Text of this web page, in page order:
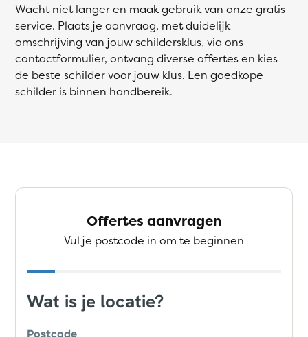
Wacht niet langer en maak gebruik van onze gratis
service. Plaats je aanvraag, met duidelijk
omschrijving van jouw schildersklus, via ons
contactformulier, ontvang diverse offertes en kies
de beste schilder voor jouw klus. Een goedkope
schilder is binnen handbereik.
Offertes aanvragen
Vul je postcode in om te beginnen